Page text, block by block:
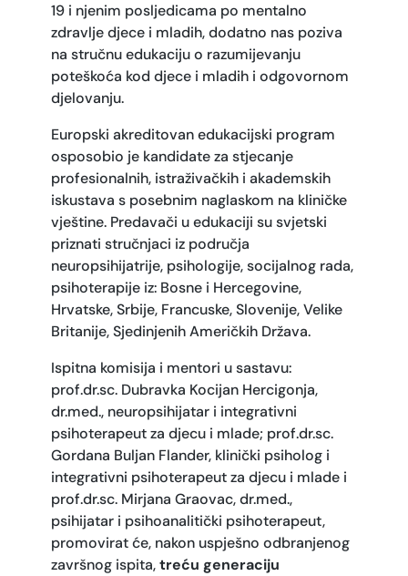
19 i njenim posljedicama po mentalno
zdravlje djece i mladih, dodatno nas poziva
na stručnu edukaciju o razumijevanju
poteškoća kod djece i mladih i odgovornom
djelovanju.
Europski akreditovan edukacijski program
osposobio je kandidate za stjecanje
profesionalnih, istraživačkih i akademskih
iskustava s posebnim naglaskom na kliničke
vještine. Predavači u edukaciji su svjetski
priznati stručnjaci iz područja
neuropsihijatrije, psihologije, socijalnog rada,
psihoterapije iz: Bosne i Hercegovine,
Hrvatske, Srbije, Francuske, Slovenije, Velike
Britanije, Sjedinjenih Američkih Država.
Ispitna komisija i mentori u sastavu:
prof.dr.sc. Dubravka Kocijan Hercigonja,
dr.med., neuropsihijatar i integrativni
psihoterapeut za djecu i mlade; prof.dr.sc.
Gordana Buljan Flander, klinički psiholog i
integrativni psihoterapeut za djecu i mlade i
prof.dr.sc. Mirjana Graovac, dr.med.,
psihijatar i psihoanalitički psihoterapeut,
promovirat će, nakon uspješno odbranjenog
završnog ispita,treću generaciju